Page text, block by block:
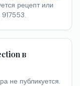
рецепт или
в
не публикуется.